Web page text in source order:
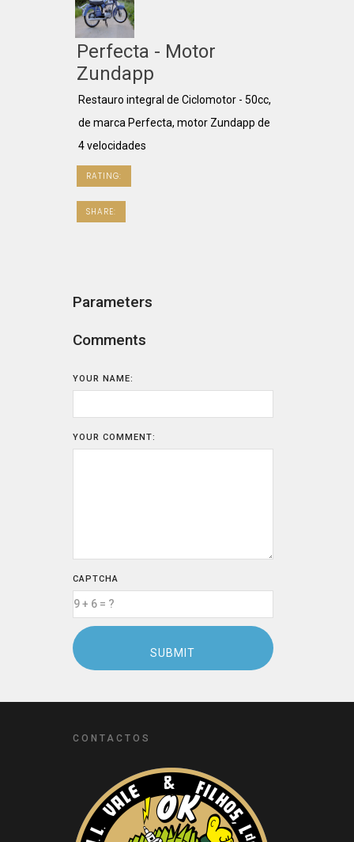
Perfecta - Motor
Zundapp
Restauro integral de Ciclomotor - 50cc,
de marca Perfecta, motor Zundapp de
4 velocidades
RATING:
SHARE:
Parameters
Comments
YOUR NAME:
YOUR COMMENT:
CAPTCHA
CONTACTOS